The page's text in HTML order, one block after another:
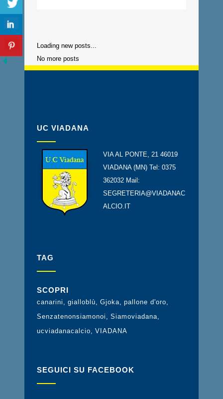
Loading new posts...
No more posts
UC VIADANA
VIA AL PONTE, 21 46019
VIADANA (MN) Tel: 0375
362032 Mail:
SEGRETERIA@VIADANAC
ALCIO.IT
TAG
SCOPRI
canarini gialloblù Gjoka pallone d'oro
Senzatenonsiamonoi
Siamoviadana
ucviadanacalcio
VIADANA
SEGUICI SU FACEBOOK